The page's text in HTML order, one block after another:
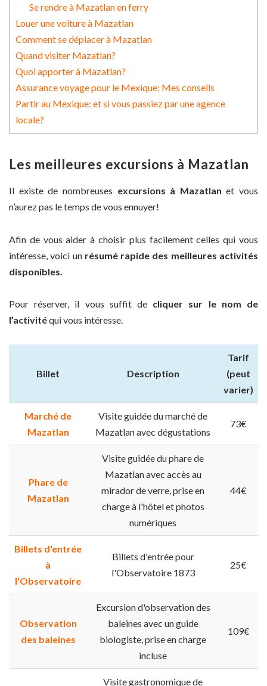
Se rendre à Mazatlan en ferry
Louer une voiture à Mazatlan
Comment se déplacer à Mazatlan
Quand visiter Mazatlan?
Quoi apporter à Mazatlan?
Assurance voyage pour le Mexique: Mes conseils
Partir au Mexique: et si vous passiez par une agence
locale?
Les meilleures excursions à Mazatlan
Il existe de nombreuses excursions à Mazatlan et vous
n’aurez pas le temps de vous ennuyer!
Afin de vous aider à choisir plus facilement celles qui vous
intéresse, voici un résumé rapide des meilleures activités
disponibles.
Pour réserver, il vous suffit de cliquer sur le nom de
l’activitéqui vous intéresse.
Billet Description
Tarif
(peut
varier)
Marché de
Mazatlan
Visite guidée du marché de
Mazatlan avec dégustations
73€
Phare de
Mazatlan
Visite guidée du phare de
Mazatlan avec accès au
mirador de verre, prise en
charge à l'hôtel et photos
numériques
44€
Billets d'entrée
à
l'Observatoire
Billets d'entrée pour
l'Observatoire 1873
25€
Observation
des baleines
Excursion d'observation des
baleines avec un guide
biologiste, prise en charge
incluse
109€
Visite gastronomique de